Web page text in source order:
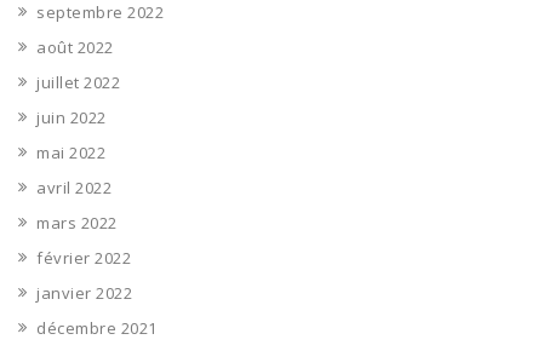
septembre 2022
août 2022
juillet 2022
juin 2022
mai 2022
avril 2022
mars 2022
février 2022
janvier 2022
décembre 2021